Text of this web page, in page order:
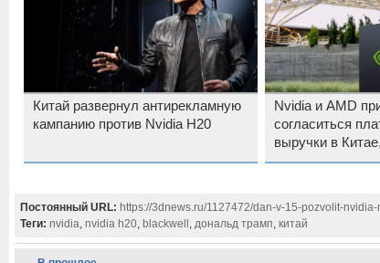
Китай развернул антирекламную
кампанию против Nvidia H20
Nvidia и AMD
согласиться
выручки в
экспортные
Постоянный URL: https://3dnews.ru/1127472/dan-v-15-pozvolit-
Теги: nvidia, nvidia h20, blackwell , дональд трамп, китай